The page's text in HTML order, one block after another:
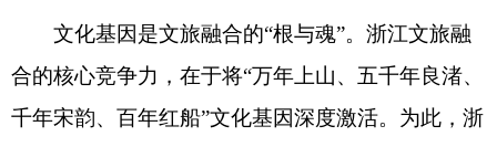
文化基因是文旅融合的“根与魂”。浙江文旅融
合的核心竞争力，在于将“万年上山、五千年良渚、
千年宋韵、百年红船”文化基因深度激活。为此，浙